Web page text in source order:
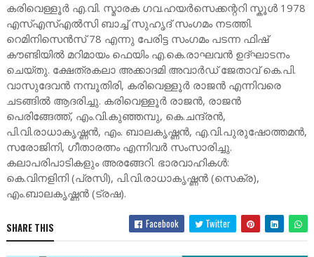
കരിവെള്ളൂർ എ.വി. സ്മാരക ഗവ.ഹയർസെക്കന്ററി സ്കൂൾ 1978
എസ്എസ്എൽസി ബാച്ച് സുഹൃദ്‌ സംഗമം നടത്തി.
റെമിനിസെൻസ് 78 എന്നു പേരിട്ട സംഗമം പടന്ന ഫിഷ്
കൗണ്ടിയിൽ മറിമായം ഫെയിം എ.കെ.രാഘവൻ ഉദ്ഘാടനം
ചെയ്തു. ക്ഷേത്രകലാ അക്കാദമി അവാർഡ് ജേതാവ് കെ.പി.
വാസുദേവൻ നമ്പൂതിരി, കരിവെള്ളൂർ രാജൻ എന്നിവരെ
ചടങ്ങിൽ ആദരിച്ചു. കരിവെള്ളൂർ രാജൻ, രാജൻ
പെരിങ്ങേത്ത്, എം.വി.കുഞ്ഞമ്പു, കെ.ചന്ദ്രൻ,
പി.വി.രാധാകൃഷ്ണൻ, എം. ബാലകൃഷ്ണൻ, എ.വി.പുരുഷോത്തമൻ,
സരോജിനി, ഗീതാരത്നം എന്നിവർ സംസാരിച്ചു.
കലാപരിപാടികളും അരങ്ങേറി. ഭാരവാഹികൾ:
കെ.വിനളിനി (പ്രസി), പി.വി.രാധാകൃഷ്ണൻ (സെക്ര),
എം.ബാലകൃഷ്ണൻ (ട്രഷ).
SHARE THIS Facebook Twitter